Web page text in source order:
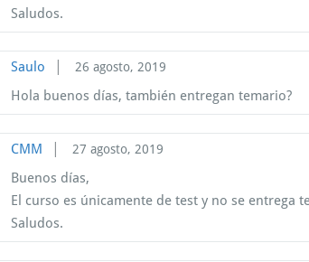
Saludos.
Saulo 26 agosto, 2019
Hola buenos días, también entregan temario?
CMM 27 agosto, 2019
Buenos días,
El curso es únicamente de test y no se entrega
Saludos.